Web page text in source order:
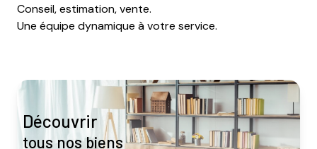
découvrir
tous nos biens
Conseil, estimation, vente.
Une équipe dynamique à votre service.